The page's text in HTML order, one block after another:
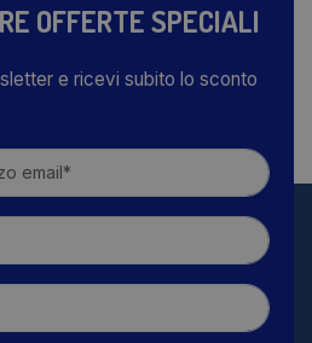
OFFERTE SPECIALI
e ricevi subito lo sconto